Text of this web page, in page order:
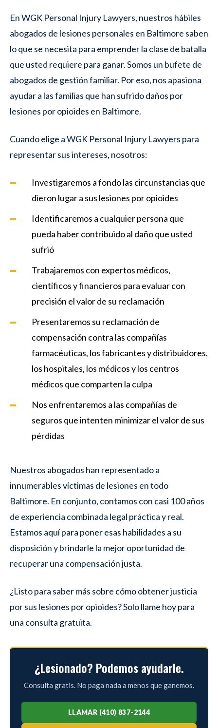
EnWGK Personal Injury Lawyers, nuestros hábiles
abogados de lesiones personales en Baltimore saben
lo que se necesita para emprender la clase de batalla
que usted requiere para ganar. Somos un bufete de
abogados de gestión familiar. Por eso, nos apasiona
ayudar a las familias que han sufrido daños por
lesiones por opioides en Baltimore.
Cuando elige a WGK Personal Injury Lawyers para
representar sus intereses, nosotros:
Investigaremos a fondo las circunstancias que
dieron lugar a sus lesiones por opioides
Identificaremos a cualquier persona que
pueda haber contribuido al daño que usted
sufrió
Trabajaremos con expertos médicos,
científicos y financieros para evaluar con
precisión el valor de su reclamación
Presentaremos su reclamación de
compensación contra las compañías
farmacéuticas, los fabricantes y distribuidores,
los hospitales, los médicos y los centros
médicos que comparten la culpa
Nos enfrentaremos a las compañías de
seguros que intenten minimizar el valor de sus
pérdidas
Nuestros abogados han representado a
innumerables víctimas de lesiones en todo
Baltimore. En conjunto, contamos con casi 100 años
de experiencia combinada legal práctica y real.
Estamos aquí para poner esas habilidades a su
disposición y brindarle la mejor oportunidad de
recuperar una compensación justa.
¿Listo para saber más sobre cómo obtener justicia
por sus lesiones por opioides? Solo llame hoy para
una consulta gratuita.
¿Lesionado? Podemos ayudarle.
Consulta gratis. No paga nada a menos que ganemos.
LLAMAR (410) 837-2144